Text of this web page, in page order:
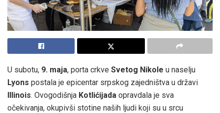
U subotu, 9. maja, porta crkve Svetog Nikole u naselju
Lyons postala je epicentar srpskog zajedništva u državi
Illinois. Ovogodišnja Kotlićijada opravdala je sva
očekivanja, okupivši stotine naših ljudi koji su u srcu